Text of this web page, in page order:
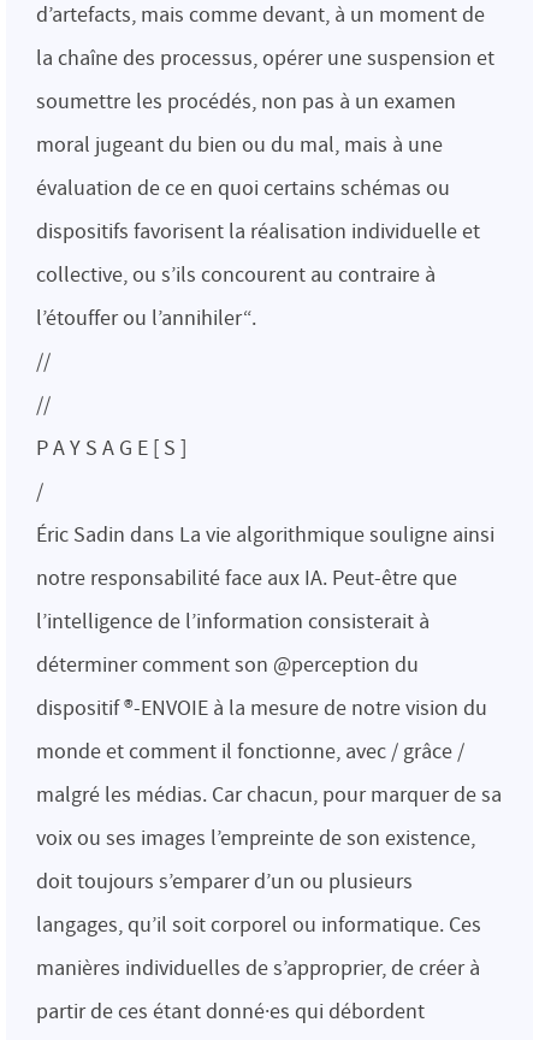
d’artefacts, mais comme devant, à un moment de
la chaîne des processus, opérer une suspension et
soumettre les procédés, non pas à un examen
moral jugeant du bien ou du mal, mais à une
évaluation de ce en quoi certains schémas ou
dispositifs favorisent la réalisation individuelle et
collective, ou s’ils concourent au contraire à
l’étouffer ou l’annihiler“.
//
//
P A Y S A G E [ S ]
/
Éric Sadin dans La vie algorithmique souligne ainsi
notre responsabilité face aux IA. Peut-être que
l’intelligence de l’information consisterait à
déterminer comment son @perception du
dispositif ®-ENVOIE à la mesure de notre vision du
monde et comment il fonctionne, avec / grâce /
malgré les médias. Car chacun, pour marquer de sa
voix ou ses images l’empreinte de son existence,
doit toujours s’emparer d’un ou plusieurs
langages, qu’il soit corporel ou informatique. Ces
manières individuelles de s’approprier, de créer à
partir de ces étant donné·es qui débordent